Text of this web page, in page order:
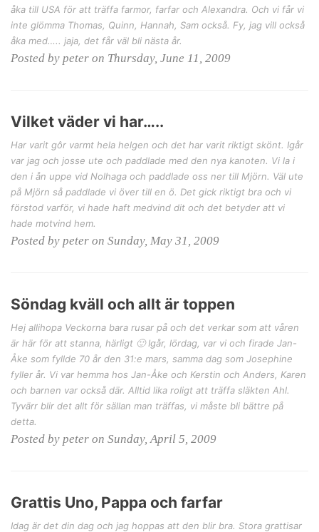
åka till USA för att träffa farmor, farfar och Alexandra. Och vi får vi
inte glömma Thomas, Quinn, Hannah, Sam också. Fy, jag vill också
åka med….. jaja, det får väl bli nästa år.
Posted by peter on Thursday, June 11, 2009
Vilket väder vi har…..
Har varit gôr varmt hela helgen och det har varit riktigt skönt. Igår
var jag och josse ute och paddlade med den nya kanoten. Vi la i
den i ån uppe vid Nolhaga och paddlade oss ner till Mjörn. Väl ute
på Mjörn så paddlade vi över till en ö. Det gick riktigt bra och vi
förstod varför, vi hade haft medvind dit och det betyder att vi
hade motvind hem.
Posted by peter on Sunday, May 31, 2009
Söndag kväll och allt är toppen
Hej allihopa Veckorna bara rusar på och det verkar som att våren
är här för att stanna, härligt 🙂 Igår, lördag, var vi och firade Jan-
Åke som fyllde 70 år den 31:e mars, samma dag som Josephine
fyller år. Vi var hemma hos Jan-Åke och Kerstin och Anders, Karen
och barnen var också där. Alltid lika roligt att träffa släkten Ahl.
Tyvärr blir det allt för sällan man träffas, vi måste bli bättre på
detta.
Posted by peter on Sunday, April 5, 2009
Grattis Uno, Pappa och farfar
Idag är det din dag och jag hoppas att den blir bra. Stora grattisar